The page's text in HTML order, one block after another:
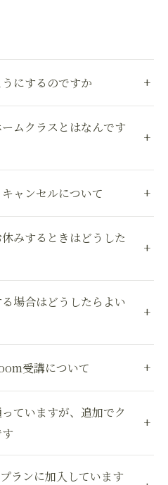
にするのですか
ムクラスとはなんです
ャンセルについて
みするときはどうした
場合はどうしたらよい
受講について
ていますが、追加でク
ランに加入しています